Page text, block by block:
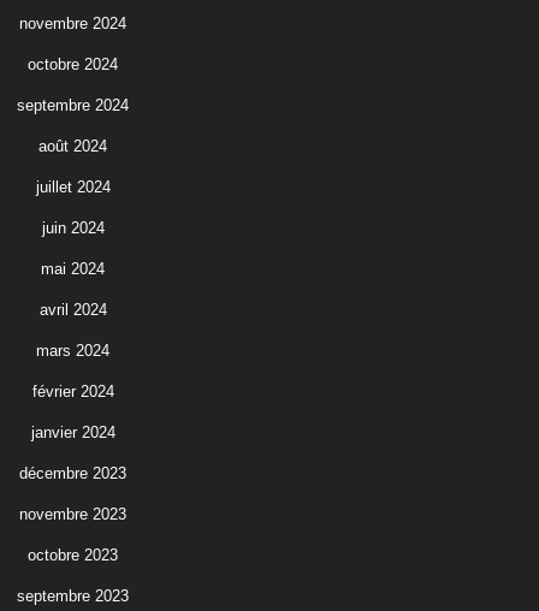
novembre 2024
octobre 2024
septembre 2024
août 2024
juillet 2024
juin 2024
mai 2024
avril 2024
mars 2024
février 2024
janvier 2024
décembre 2023
novembre 2023
octobre 2023
septembre 2023